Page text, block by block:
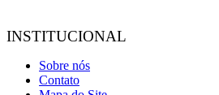
INSTITUCIONAL
Sobre nós
Contato